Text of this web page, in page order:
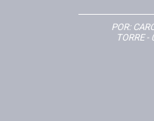
POR:
TORRE-